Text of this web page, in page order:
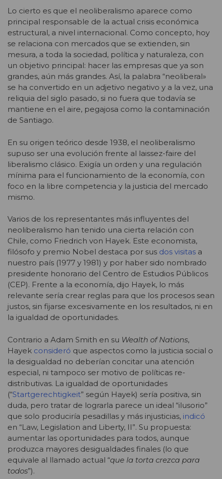
Lo cierto es que el neoliberalismo aparece como
principal responsable de la actual crisis económica
estructural, a nivel internacional. Como concepto, hoy
se relaciona con mercados que se extienden, sin
mesura, a toda la sociedad, política y naturaleza, con
un objetivo principal: hacer las empresas que ya son
grandes, aún más grandes. Así, la palabra “neoliberal»
se ha convertido en un adjetivo negativo y a la vez, una
reliquia del siglo pasado, si no fuera que todavía se
mantiene en el aire, pegajosa como la contaminación
de Santiago.
En su origen teórico desde 1938, el neoliberalismo
supuso ser una evolución frente al laissez-faire del
liberalismo clásico. Exigía un orden y una regulación
mínima para el funcionamiento de la economía, con
foco en la libre competencia y la justicia del mercado
mismo.
Varios de los representantes más influyentes del
neoliberalismo han tenido una cierta relación con
Chile, como Friedrich von Hayek. Este economista,
filósofo y premio Nobel destaca por sus dos visitas a
nuestro país (1977 y 1981) y por haber sido nombrado
presidente honorario del Centro de Estudios Públicos
(CEP). Frente a la economía, dijo Hayek, lo más
relevante sería crear reglas para que los procesos sean
justos, sin fijarse excesivamente en los resultados, ni en
la igualdad de oportunidades.
Contrario a Adam Smith en su Wealth of Nations,
Hayek consideró que aspectos como la justicia social o
la desigualdad no deberían concitar una atención
especial, ni tampoco ser motivo de políticas re-
distributivas. La igualdad de oportunidades
(“Startgerechtigkeit” según Hayek) sería positiva, sin
duda, pero tratar de lograrla parece un ideal “ilusorio”
que solo produciría pesadillas y más injusticias, indicó
en “Law, Legislation and Liberty, II”. Su propuesta:
aumentar las oportunidades para todos, aunque
produzca mayores desigualdades finales (lo que
equivale al llamado actual “que la torta crezca para
todos”).